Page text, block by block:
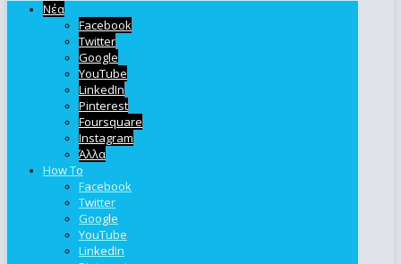
Νέα
Facebook
Twitter
Google
YouTube
LinkedIn
Pinterest
Foursquare
Instagram
Άλλα
How To
Facebook
Twitter
Google
YouTube
LinkedIn